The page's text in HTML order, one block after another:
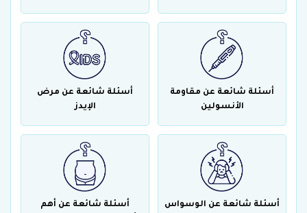
أسئلة شائعة عن مقاومة
الأنسولين
أسئلة شائعة عن مرض
الإيدز
أسئلة شائعة عن الوسواس
أسئلة شائعة عن أهم